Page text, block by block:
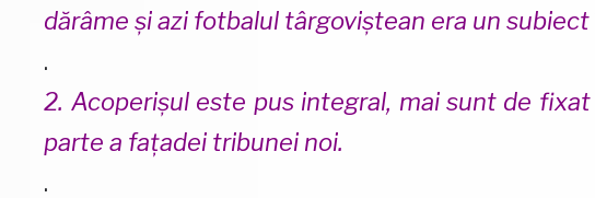
dărâme și azi fotbalul târgoviștean era un
.
2. Acoperișul este pus integral, mai sunt de
parte a fațadei tribunei noi.
.